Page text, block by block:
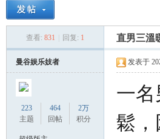
› › ›
查看: 831 回复: 1 直男三溫
曼谷娱乐妓者
223
主题
464
回帖
2万
积分
发表于
一
鬆，